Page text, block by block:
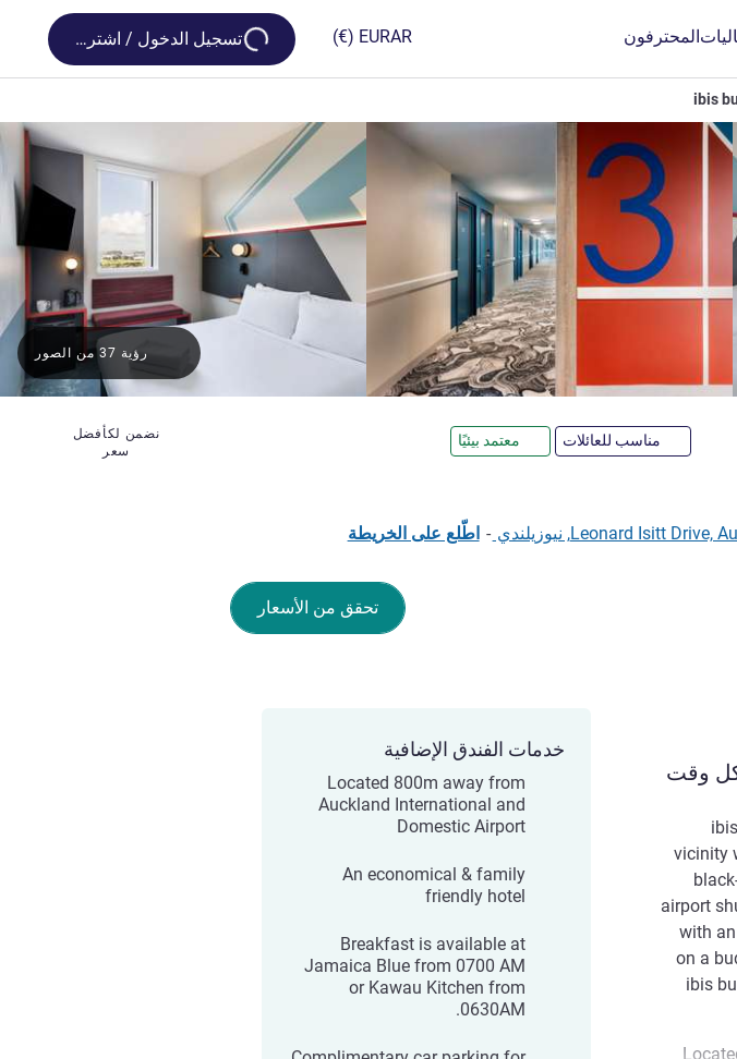
المحترفون AR
EUR
(€)
Loading...
تسجيل الدخول / اشترك
ibis
مناسب للعائلات معتمد بيئيًا
نضمن لكأفضل
سعر
رؤية 37 من الصور
- اطّلع على الخريطة
تحقق من الأسعار
كل وقت
vicinity
airport
with
on a
ibis
خدمات الفندق الإضافية
Located 800m away from
Auckland International and
Domestic Airport
An economical & family
friendly hotel
Breakfast is available at
Jamaica Blue from 0700 AM
or Kawau Kitchen from
0630AM.